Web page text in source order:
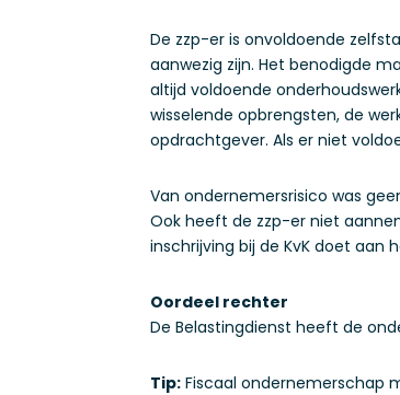
De zzp-er is onvoldoende
aanwezig zijn. Het benodigde
altijd voldoende
wisselende opbrengsten, de
opdrachtgever. Als er niet
Van ondernemersrisico was
Ook heeft de zzp-er niet
inschrijving bij de KvK doet aan
Oordeel rechter
De Belastingdienst heeft de
Tip: Fiscaal ondernemerschap